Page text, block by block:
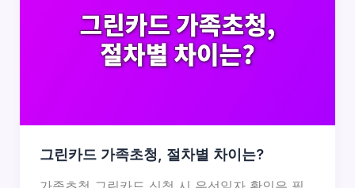
그린카드 가족초청, 절차별 차이는?